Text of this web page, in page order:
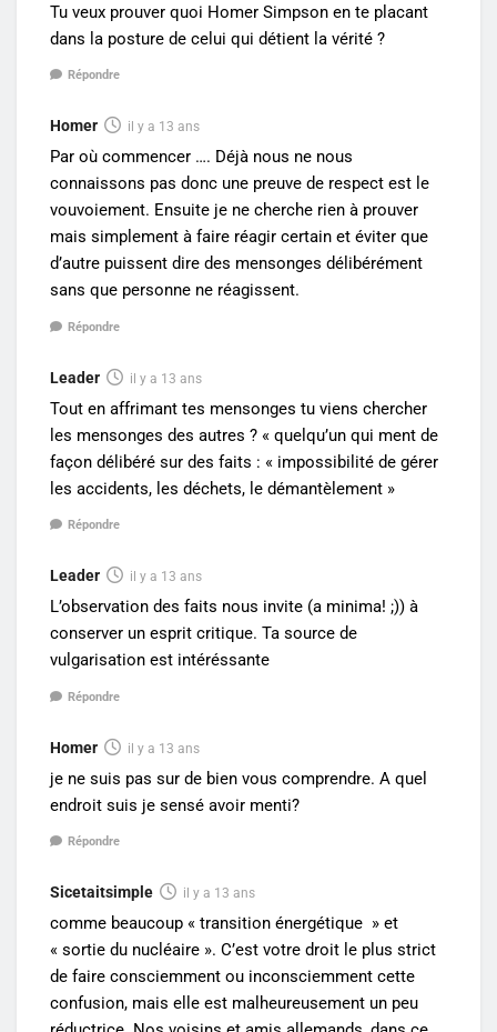
Tu veux prouver quoi Homer Simpson en te placant
dans la posture de celui qui détient la vérité ?
Répondre
Homer il y a 13 ans
Par où commencer …. Déjà nous ne nous
connaissons pas donc une preuve de respect est le
vouvoiement. Ensuite je ne cherche rien à prouver
mais simplement à faire réagir certain et éviter que
d’autre puissent dire des mensonges délibérément
sans que personne ne réagissent.
Répondre
Leader il y a 13 ans
Tout en affrimant tes mensonges tu viens chercher
les mensonges des autres ? « quelqu’un qui ment de
façon délibéré sur des faits : « impossibilité de gérer
les accidents, les déchets, le démantèlement »
Répondre
Leader il y a 13 ans
L’observation des faits nous invite (a minima! ;)) à
conserver un esprit critique. Ta source de
vulgarisation est intéréssante
Répondre
Homer il y a 13 ans
je ne suis pas sur de bien vous comprendre. A quel
endroit suis je sensé avoir menti?
Répondre
Sicetaitsimple il y a 13 ans
comme beaucoup « transition énergétique » et
« sortie du nucléaire ». C’est votre droit le plus strict
de faire consciemment ou inconsciemment cette
confusion, mais elle est malheureusement un peu